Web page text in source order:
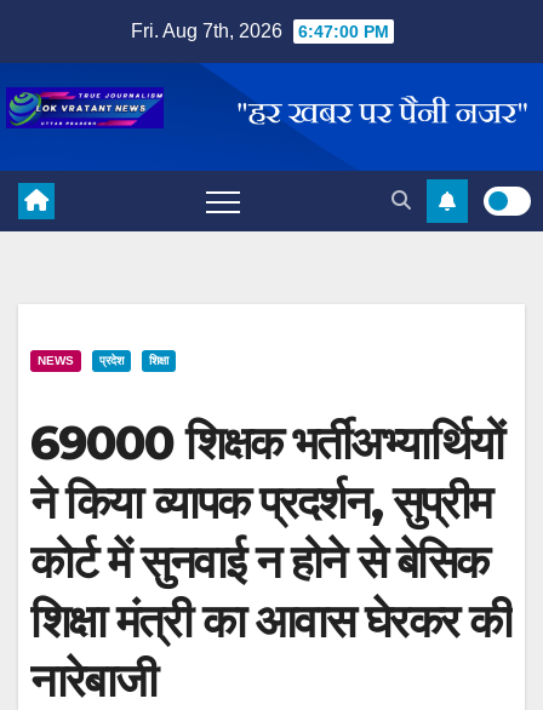
content
Fri. Aug 7th, 2026 6:47:01 PM
NEWS प्रदेश शिक्षा
69000 शिक्षक भर्तीअभ्यार्थियों
ने किया व्यापक प्रदर्शन, सुप्रीम
कोर्ट में सुनवाई न होने से बेसिक
शिक्षा मंत्री का आवास घेरकर की
नारेबाजी